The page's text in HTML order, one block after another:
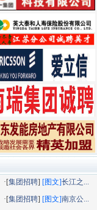
·[集团招聘] [图文]长江之...
·[集团招聘] [图文]南京公...